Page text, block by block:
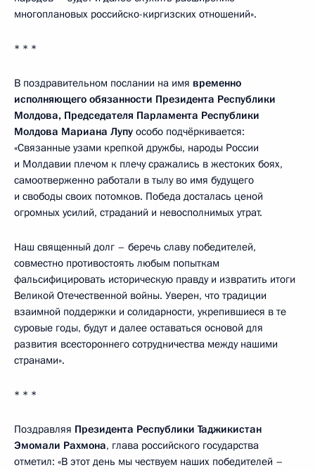
многоплановых российско-киргизских отношений».
* * *
В поздравительном послании на имя временно
исполняющего обязанности Президента Республики
Молдова, Председателя Парламента Республики
Молдова Мариана Лупу особо подчёркивается:
«Связанные узами крепкой дружбы, народы России
и Молдавии плечом к плечу сражались в жестоких боях,
самоотверженно работали в тылу во имя будущего
и свободы своих потомков. Победа досталась ценой
огромных усилий, страданий и невосполнимых утрат.
Наш священный долг – беречь славу победителей,
совместно противостоять любым попыткам
фальсифицировать историческую правду и извратить итоги
Великой Отечественной войны. Уверен, что традиции
взаимной поддержки и солидарности, укрепившиеся в те
суровые годы, будут и далее оставаться основой для
развития всестороннего сотрудничества между нашими
странами».
* * *
Поздравляя Президента Республики Таджикистан
Эмомали Рахмона, глава российского государства
отметил: «В этот день мы чествуем наших победителей –